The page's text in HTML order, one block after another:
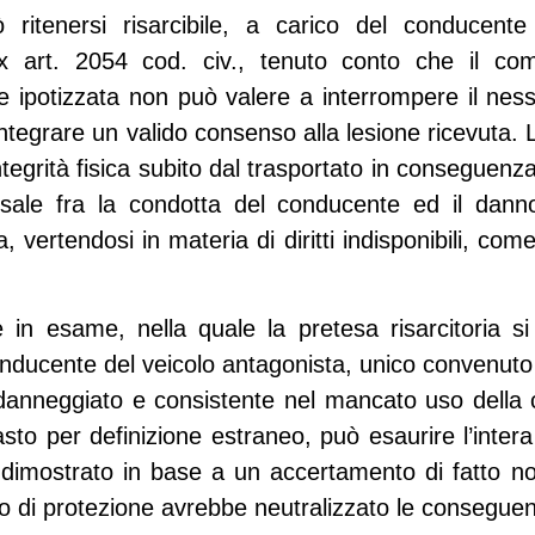
risarcibile, a carico del
art. 2054 cod. civ., tenuto conto che il
ipotizzata non può valere a interrompere il
un valido consenso alla lesione ricevuta.
fisica subito dal trasportato in
fra la condotta del conducente ed il
vertendosi in materia di diritti indisponibili,
esame, nella quale la pretesa risarcitoria si
del veicolo antagonista, unico
e consistente nel mancato uso della
per definizione estraneo, può esaurire
in base a un accertamento di fatto
di protezione avrebbe neutralizzato le